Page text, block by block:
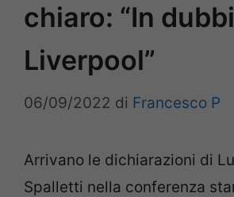
chiaro: “In
Liverpool”
06/09/2022 di Francesco P
Arrivano le dichiarazioni di
Spalletti nella conferenza